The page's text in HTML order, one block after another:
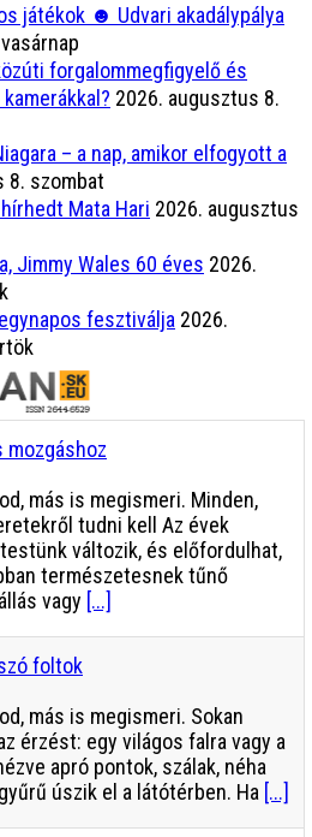
játékok ☻ Udvari akadálypálya
forgalommegfigyelő és
2026. augusztus 8.
– a nap, amikor elfogyott a
8. szombat
Mata Hari 2026. augusztus
Jimmy Wales 60 éves 2026.
fesztiválja 2026.
mozgáshoz
más is megismeri. Minden,
tudni kell Az évek
változik, és előfordulhat,
természetesnek tűnő
vagy [...]
foltok
más is megismeri. Sokan
érzést: egy világos falra vagy a
apró pontok, szálak, néha
úszik el a látótérben. Ha [...]